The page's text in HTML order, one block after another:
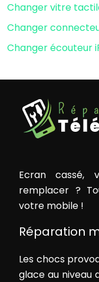
Changer vitre
Changer
Changer écouteur
Ecran cassé,
remplacer ?
votre mobile !
Réparation
Les chocs
glace au niveau